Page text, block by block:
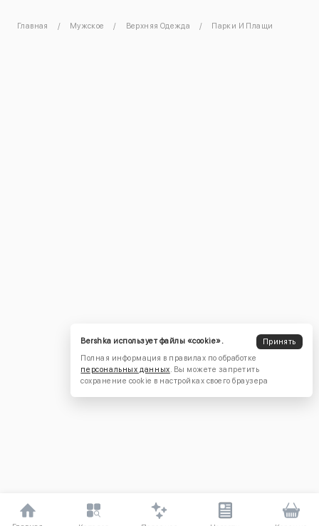
Главная Мужское Верхняя Одежда Парки И Плащи
Bershka использует файлы «cookie».
Принять
Полная информация в правилах по обработке
персональных данных . Вы можете запретить
сохранение cookie в настройках своего браузера